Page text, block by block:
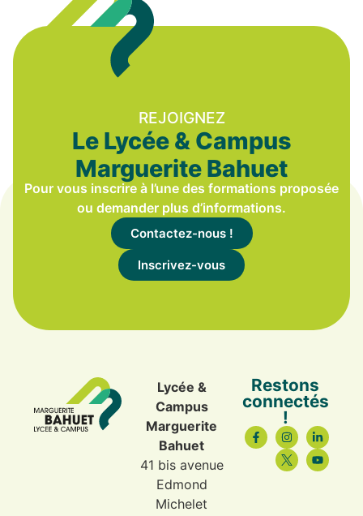
REJOIGNEZ
Le Lycée & Campus
Marguerite Bahuet
Pour vous inscrire à l’une des formations proposée
ou demander plus d’informations.
Contactez-nous !
Inscrivez-vous
Lycée &
Campus
Marguerite
Bahuet
41 bis avenue
Edmond
Michelet
Restons
connectés
!